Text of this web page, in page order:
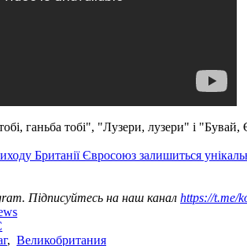
ганьба тобі", "Лузери, лузери" і
Британії Євросоюз залишиться
Підписуйтесь на наш канал https://t.me/
, Великобритания